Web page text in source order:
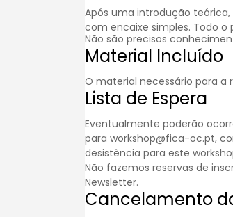
Após uma introdução
com encaixe simples. Todo
Não são precisos
Material Incluído
O material necessário para
Lista de Espera
Eventualmente poderão
para workshop@fica-oc.pt,
desistência para este
Não fazemos reservas de
Newsletter.
Cancelamento